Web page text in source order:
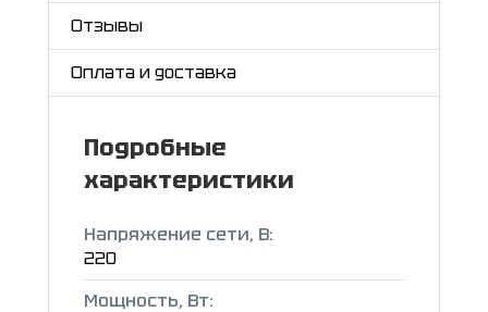
Отзывы
Оплата и доставка
Подробные
характеристики
Напряжение сети, В:
220
Мощность, Вт: